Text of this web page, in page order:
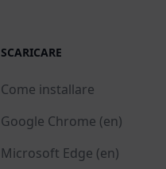
SCARICARE
Come installare
Google Chrome (en)
Microsoft Edge (en)